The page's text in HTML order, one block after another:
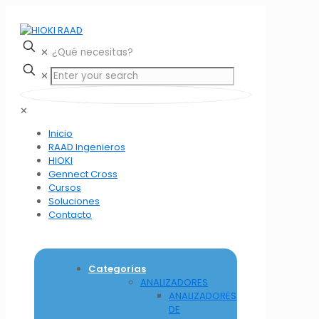
✕
✕
✕
Inicio
RAAD Ingenieros
HIOKI
Gennect Cross
Cursos
Soluciones
Contacto
Categorias
ANALIZADORES
ANALIZADORES
DE